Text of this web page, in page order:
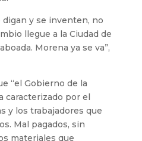
digan y se inventen, no
llegue a la Ciudad de
Morena ya se va”,
“el Gobierno de la
caracterizado por el
y los trabajadores que
Mal pagados, sin
materiales que